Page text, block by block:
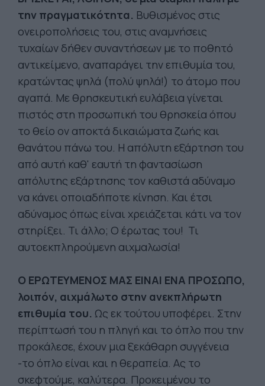
την πραγματικότητα. Βυθισμένος στις
ονειροπολήσεις του, στις αναμνήσεις
τυχαίων δήθεν συναντήσεων με το ποθητό
αντικείμενο, αναπαράγει την επιθυμία του,
κρατώντας ψηλά (πολύ ψηλά!) το άτομο που
αγαπά. Με θρησκευτική ευλάβεια γίνεται
πιστός στη προσωπική του θρησκεία όπου
το θείο ον αποκτά δικαιώματα ζωής και
θανάτου πάνω του. Η απόλυτη εξάρτηση του
από αυτή καθ' εαυτή τη φαντασίωση
απόλυτης εξάρτησης τον καθιστά αδύναμο
να κάνει οποιαδήποτε κίνηση. Και έτσι
αδύναμος όπως είναι χρειάζεται κάτι να τον
στηρίξει. Τι άλλο; Ο έρωτας του! Τι
αυτοεκπληρούμενη αιχμαλωσία!
Ο ΕΡΩΤΕΥΜΕΝΟΣ ΜΑΣ ΕΙΝΑΙ ΕΝΑ ΠΡΟΣΩΠΟ,
λοιπόν, αιχμάλωτο στην ανεκπλήρωτη
επιθυμία του. Ως εκ τούτου υποφέρει. Στην
περίπτωσή του η πληγή και το όπλο που την
προκάλεσε, έχουν μια ξεκάθαρη συγγένεια
-το όπλο είναι και η θεραπεία. Ας το
σκεφτούμε, καλύτερα. Προκειμένου το